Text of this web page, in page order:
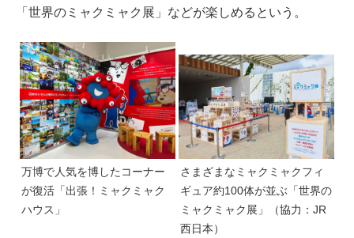
「世界のミャクミャク展」などが楽しめるという。
万博で人気を博したコーナー
が復活「出張！ミャクミャク
ハウス」
さまざまなミャクミャクフィ
ギュア約100体が並ぶ「世界の
ミャクミャク展」（協力：JR
西日本）